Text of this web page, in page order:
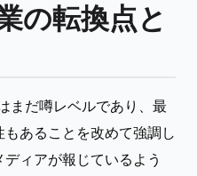
の転換点と
まだ噂レベルであり、最
あることを改めて強調し
ィアが報じているよう